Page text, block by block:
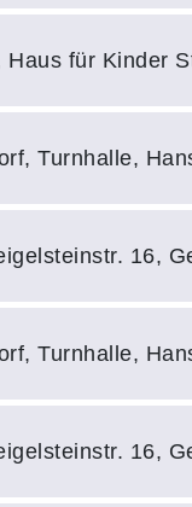
Haus für Kinder
Turnhalle,
16,
Turnhalle,
16,